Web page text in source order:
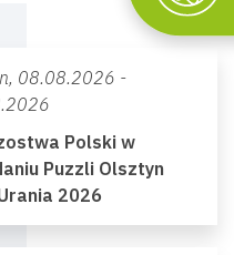
08.08.2026 -
Polski w
Puzzli Olsztyn
2026